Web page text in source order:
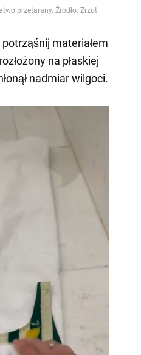
materiałem
na płaskiej
nadmiar wilgoci.